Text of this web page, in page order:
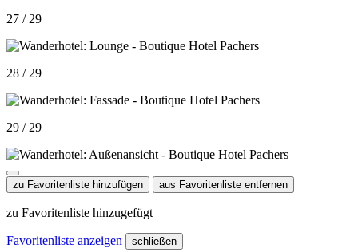
27 / 29
28 / 29
29 / 29
zu Favoritenliste hinzufügen aus Favoritenliste entfernen
zu Favoritenliste hinzugefügt
Favoritenliste anzeigen schließen